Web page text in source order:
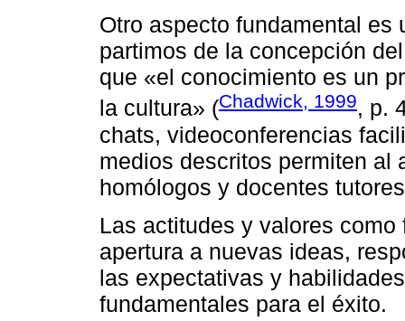
Otro aspecto fundamental
partimos de la concepción
que «el conocimiento es un
la cultura» (Chadwick, 1999, p.
chats, videoconferencias
medios descritos permiten al
homólogos y docentes
Las actitudes y valores
apertura a nuevas ideas,
las expectativas y
fundamentales para el éxito.